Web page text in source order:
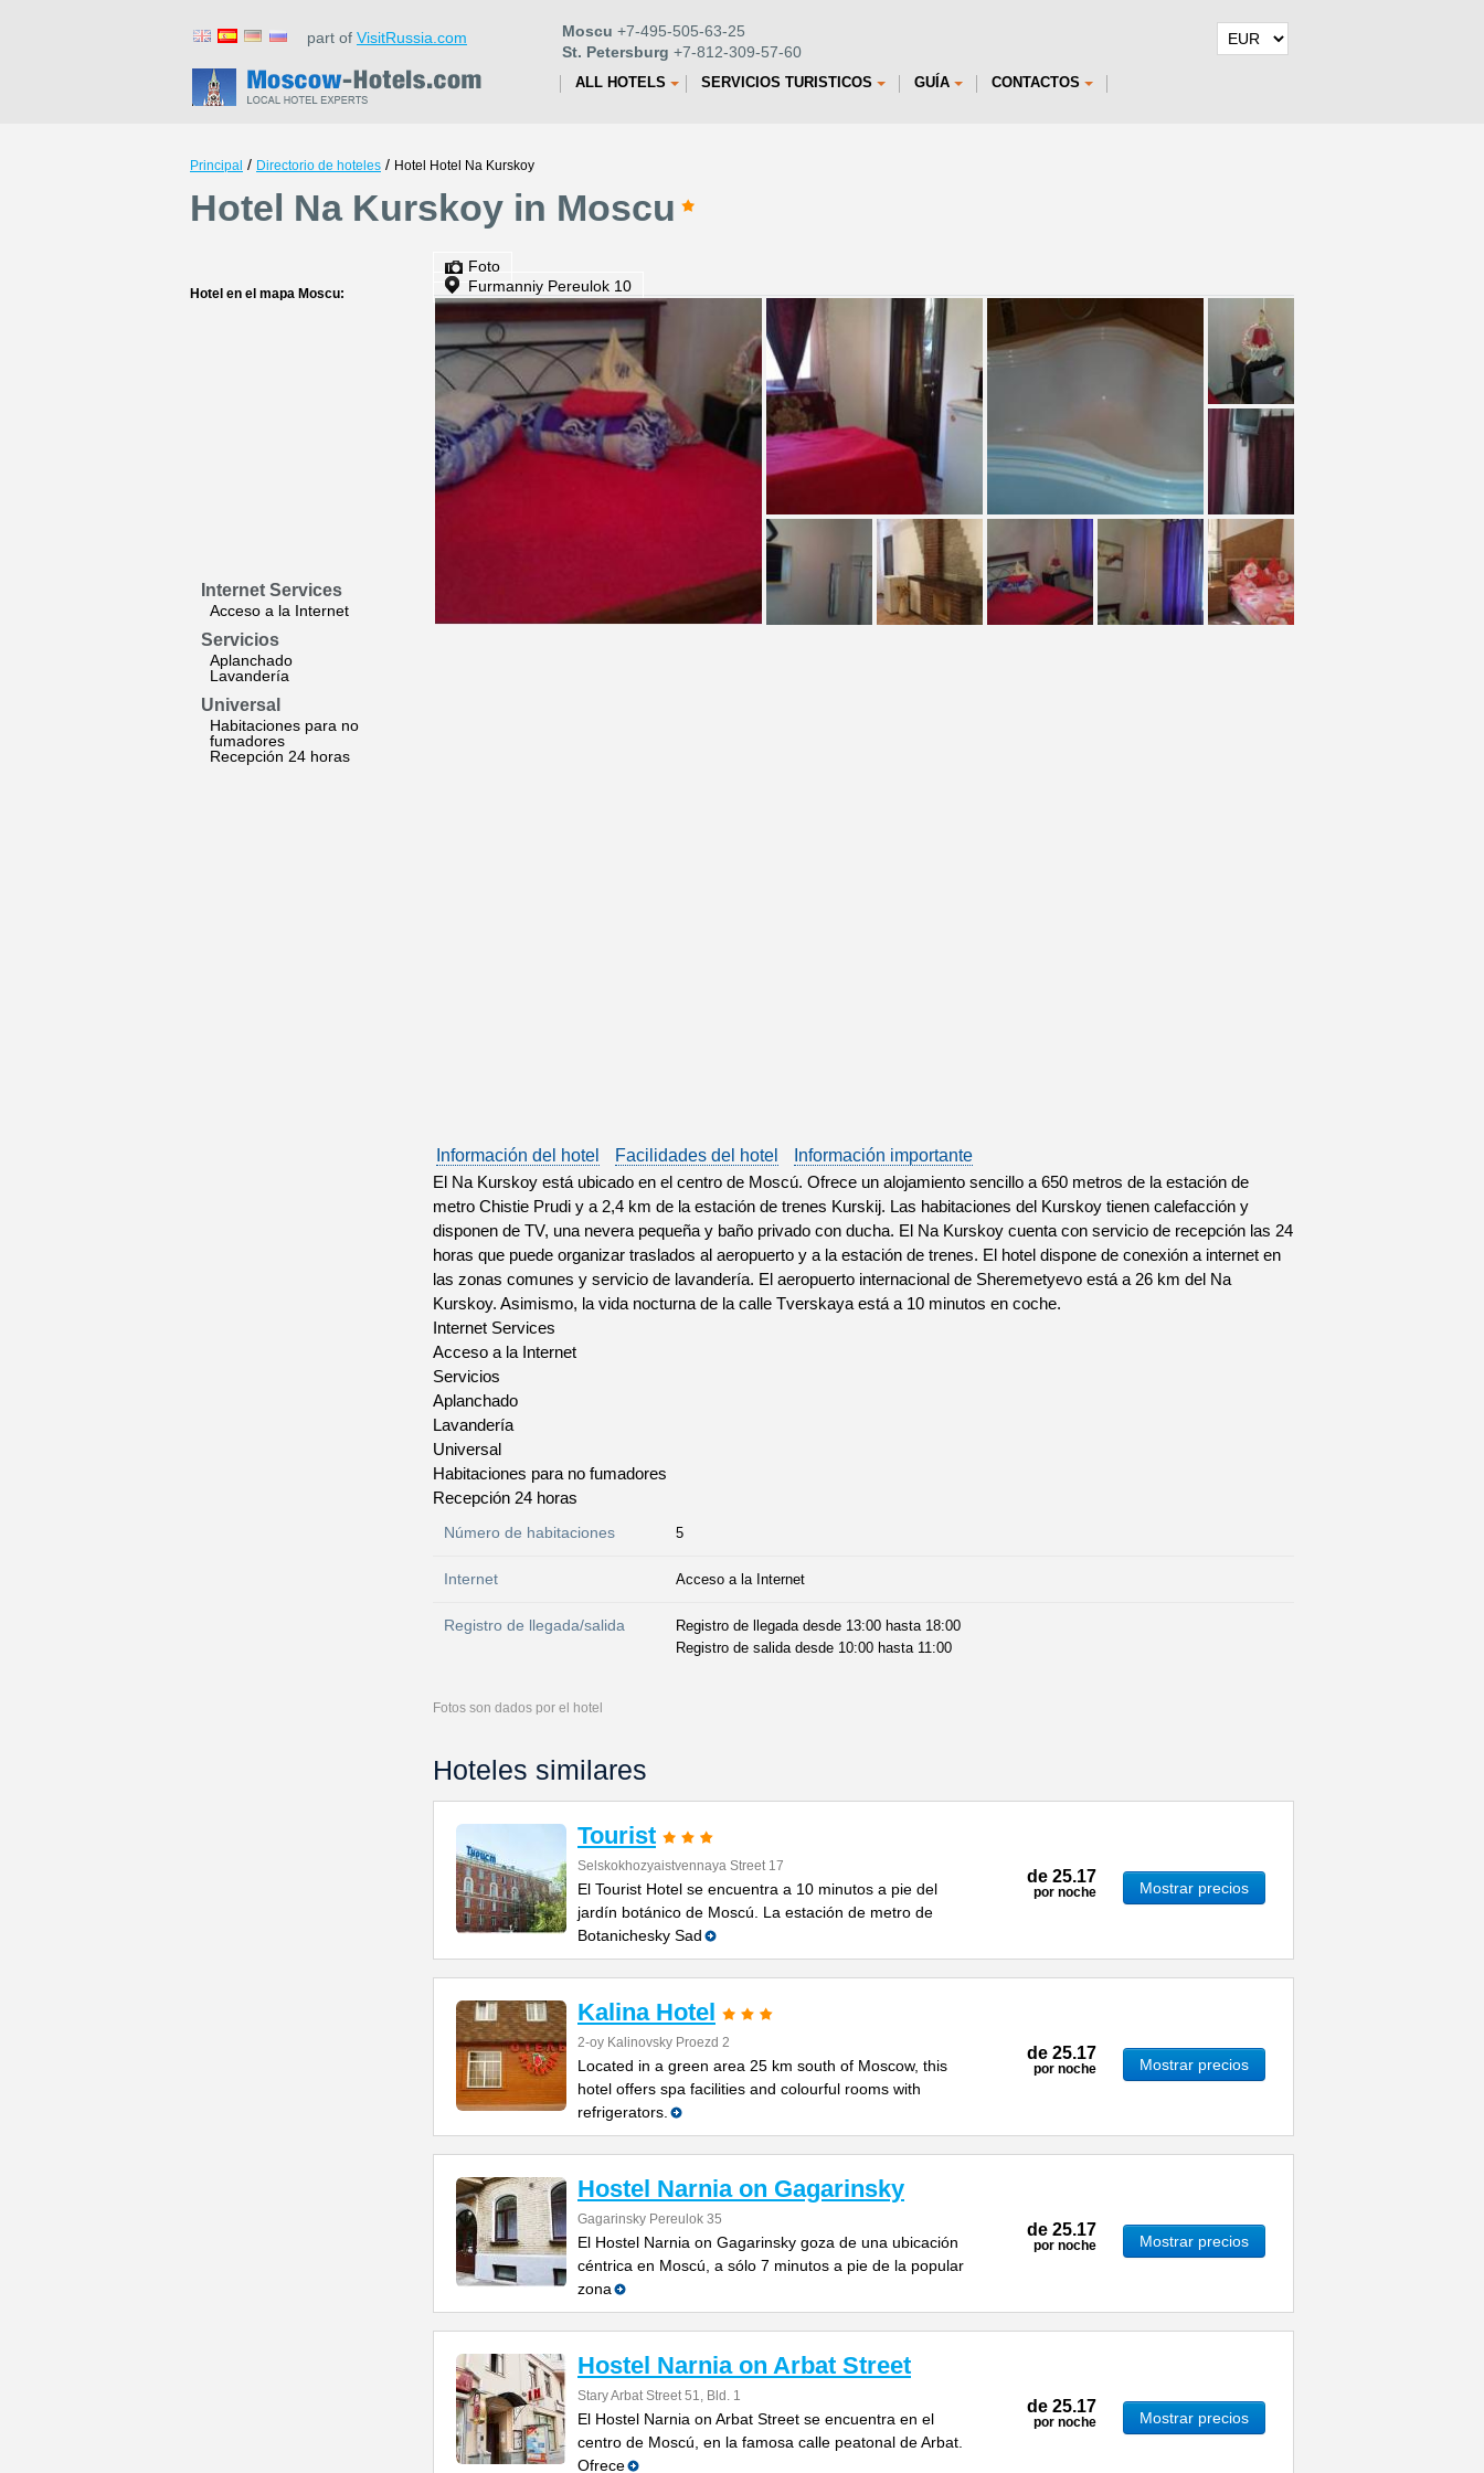
part of VisitRussia.com Moscu +7-495-505-63-25
St. Petersburg +7-812-309-57-60
ALL HOTELS SERVICIOS TURISTICOS GUÍA CONTACTOS
Principal / Directorio de hoteles / Hotel Hotel Na Kurskoy
Hotel Na Kurskoy in Moscu
Hotel en el mapa Moscu:
Internet Services
Acceso a la Internet
Servicios
Aplanchado
Lavandería
Universal
Habitaciones para no
fumadores
Recepción 24 horas
Foto
Furmanniy Pereulok 10
Información del hotel Facilidades del hotel
Información importante
El Na Kurskoy está ubicado en el centro de Moscú. Ofrece un alojamiento sencillo a 650 metros de la estación de
metro Chistie Prudi y a 2,4 km de la estación de trenes Kurskij. Las habitaciones del Kurskoy tienen calefacción y
disponen de TV, una nevera pequeña y baño privado con ducha. El Na Kurskoy cuenta con servicio de recepción las 24
horas que puede organizar traslados al aeropuerto y a la estación de trenes. El hotel dispone de conexión a internet en
las zonas comunes y servicio de lavandería. El aeropuerto internacional de Sheremetyevo está a 26 km del Na
Kurskoy. Asimismo, la vida nocturna de la calle Tverskaya está a 10 minutos en coche.
Internet Services
Acceso a la Internet
Servicios
Aplanchado
Lavandería
Universal
Habitaciones para no fumadores
Recepción 24 horas
Número de habitaciones 5
Internet Acceso a la Internet
Registro de llegada/salida
Registro de llegada desde 13:00 hasta 18:00
Registro de salida desde 10:00 hasta 11:00
Fotos son dados por el hotel
Hoteles similares
Tourist
Selskokhozyaistvennaya Street 17
El Tourist Hotel se encuentra a 10 minutos a pie del
jardín botánico de Moscú. La estación de metro de
Botanichesky Sad
de 25.17
por noche Mostrar precios
Kalina Hotel
2-oy Kalinovsky Proezd 2
Located in a green area 25 km south of Moscow, this
hotel offers spa facilities and colourful rooms with
refrigerators.
de 25.17
por noche Mostrar precios
Hostel Narnia on Gagarinsky
Gagarinsky Pereulok 35
El Hostel Narnia on Gagarinsky goza de una ubicación
céntrica en Moscú, a sólo 7 minutos a pie de la popular
zona
de 25.17
por noche Mostrar precios
Hostel Narnia on Arbat Street
Stary Arbat Street 51, Bld. 1
El Hostel Narnia on Arbat Street se encuentra en el
centro de Moscú, en la famosa calle peatonal de Arbat.
Ofrece
de 25.17
por noche Mostrar precios